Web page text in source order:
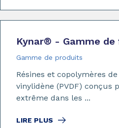
Kynar® - Gamme
Gamme de produits
Résines et copolymères
vinylidène (PVDF) conçus
extrême dans les ...
LIRE PLUS